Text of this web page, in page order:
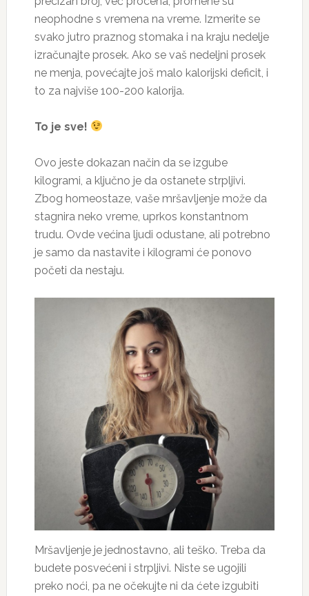
neophodne s vremena na vreme. Izmerite se
svako jutro praznog stomaka i na kraju nedelje
izračunajte prosek. Ako se vaš nedeljni prosek
ne menja, povećajte još malo kalorijski deficit, i
to za najviše 100-200 kalorija.
To je sve!
Ovo jeste dokazan način da se izgube
kilogrami, a ključno je da ostanete strpljivi.
Zbog homeostaze, vaše mršavljenje može da
stagnira neko vreme, uprkos konstantnom
trudu. Ovde većina ljudi odustane, ali potrebno
je samo da nastavite i kilogrami će ponovo
početi da nestaju.
Mršavljenje je jednostavno, ali teško. Treba da
budete posvećeni i strpljivi. Niste se ugojili
preko noći, pa ne očekujte ni da ćete izgubiti